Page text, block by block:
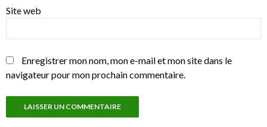
Site web
Enregistrer mon nom, mon e-mail et mon site dans le
navigateur pour mon prochain commentaire.